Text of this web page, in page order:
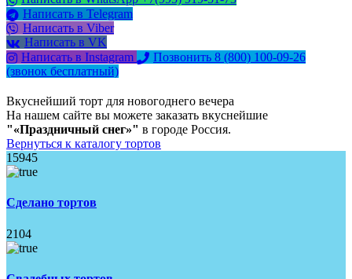
Написать в Telegram
Написать в Viber
Написать в VK
Написать в Instagram
Позвонить 8 (800) 100-09-26
(звонок бесплатный)
Вкуснейший торт для новогоднего вечера
На нашем сайте вы можете заказать вкуснейшие
"«Праздничный снег»" в городе Россия.
Вернуться к каталогу тортов
15945
Сделано тортов
2104